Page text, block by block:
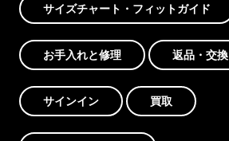
サイズチャート・フィットガイド
お手入れと修理 返品・交換
サインイン 買取